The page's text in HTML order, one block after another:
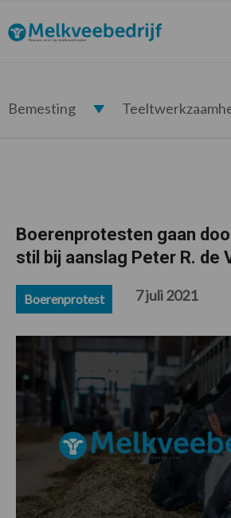
de
hoofdnavigatie
de
hoofd
de
eerste
de
voettekst
Melkveebedrijf.nl
Bemesting
Boerenprotesten gaan
stil bij aanslag Peter R. de
Boerenprotest 7 juli 2021